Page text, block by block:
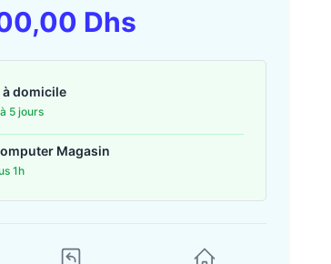
Dhs
domicile
5 jours
Magasin
1h